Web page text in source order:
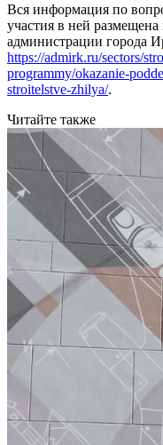
Вся информация по
участия в ней
администрации города
https://admirk.ru/sectors/
programmy/okazanie-
stroitelstve-zhilya/.
Читайте также